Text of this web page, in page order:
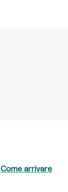
Come arrivare